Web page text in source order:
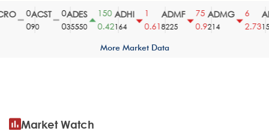
ACST
90
ADES
35550
150
0.42
ADHI
164
0.61
ADMF
8225
75
0.9
ADMG
214
2.73
More Market Data
Market Watch